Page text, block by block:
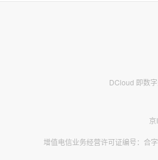
DCloud 即数
增值电信业务经营许可证编号：合